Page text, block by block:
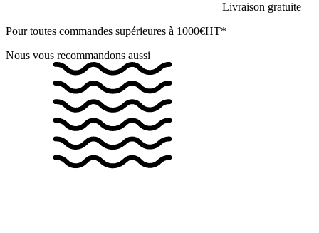
Livraison gratuite
Pour toutes commandes supérieures à 1000€HT*
Nous vous recommandons aussi